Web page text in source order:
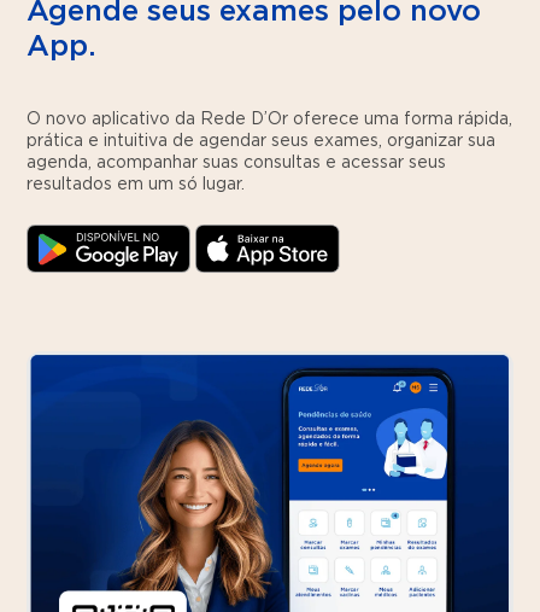
Agende seus exames pelo novo
App.
O novo aplicativo da Rede D’Or oferece uma forma rápida,
prática e intuitiva de agendar seus exames, organizar sua
agenda, acompanhar suas consultas e acessar seus
resultados em um só lugar.